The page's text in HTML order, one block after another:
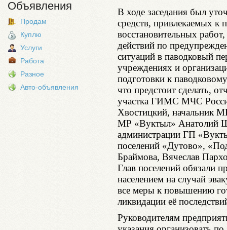
Объявления
Продам
Куплю
Услуги
Работа
Разное
Авто-объявления
В ходе заседания был
средств, привлекаемых к
восстановительных
действий по
ситуаций в паводковый
учреждениях и
подготовки к
что предстоит сделать,
участка ГИМС МЧС
Хвостицкий, начальник
МР «Вуктыл» Анатолий
администрации ГП
поселений «Дутово»,
Браймова, Вячеслав
Глав поселений обязали
населением на случай
все меры к повышению
ликвидации её
Руководителям